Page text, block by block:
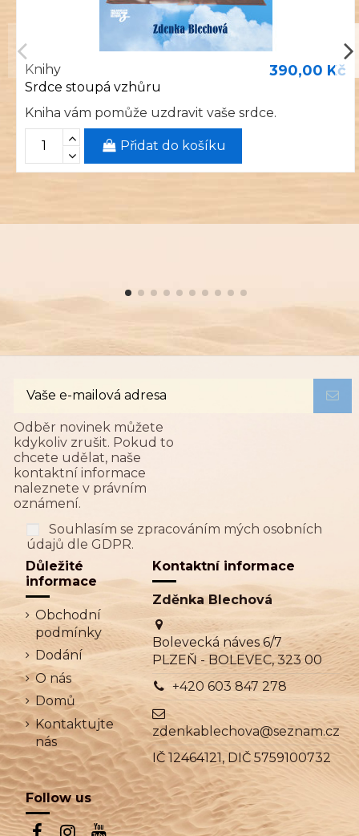
Knihy
Srdce stoupá vzhůru
390,00 Kč
Kniha vám pomůže uzdravit vaše srdce.
Přidat do košíku
Odběr novinek můžete
kdykoliv zrušit. Pokud to
chcete udělat, naše
kontaktní informace
naleznete v právním
oznámení.
Souhlasím se zpracováním mých osobních
údajů dle GDPR.
Důležité
informace
Obchodní
podmínky
Dodání
O nás
Domů
Kontaktujte
nás
Kontaktní informace
Zděnka Blechová
Bolevecká náves 6/7
PLZEŇ - BOLEVEC, 323 00
+420 603 847 278
zdenkablechova@seznam.cz
IČ 12464121, DIČ 5759100732
Follow us